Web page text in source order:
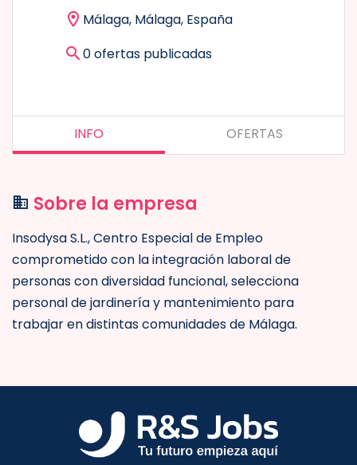
Málaga, Málaga, España
0 ofertas publicadas
INFO OFERTAS
Sobre la empresa
Insodysa S.L., Centro Especial de Empleo
comprometido con la integración laboral de
personas con diversidad funcional, selecciona
personal de jardinería y mantenimiento para
trabajar en distintas comunidades de Málaga.